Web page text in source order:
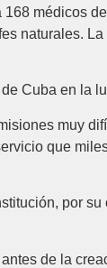
médicos
naturales.
Cuba en la
muy
que
por
de la